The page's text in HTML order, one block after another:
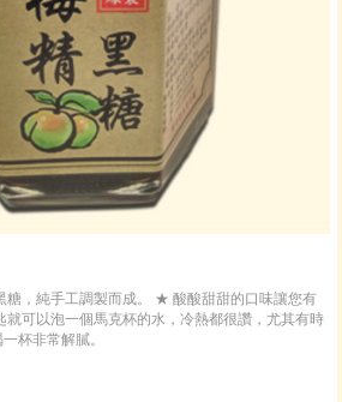
，純手工調製而成。 ★ 酸酸甜甜的口味讓您有
可以泡一個馬克杯的水，冷熱都很讚，尤其有時
杯非常解膩。